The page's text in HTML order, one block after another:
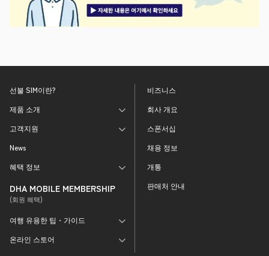
선불 SIM이란?
제품 소개
고객지원
News
혜택 정보
DHA MOBILE MEMBERSHIP
(회원 혜택)
여행 유용한 팁・가이드
온라인 스토어
비즈니스
회사 개요
스폰서십
채용 정보
개통
판매처 안내